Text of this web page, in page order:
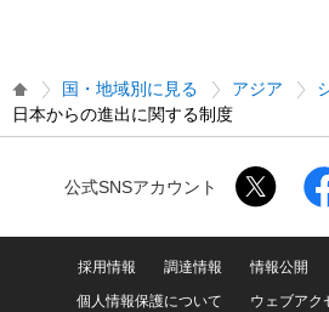
国・地域別に見る アジア
日本からの進出に関する制度
公式SNSアカウント
採用情報 調達情報 情報公開
個人情報保護について
ウェブアク